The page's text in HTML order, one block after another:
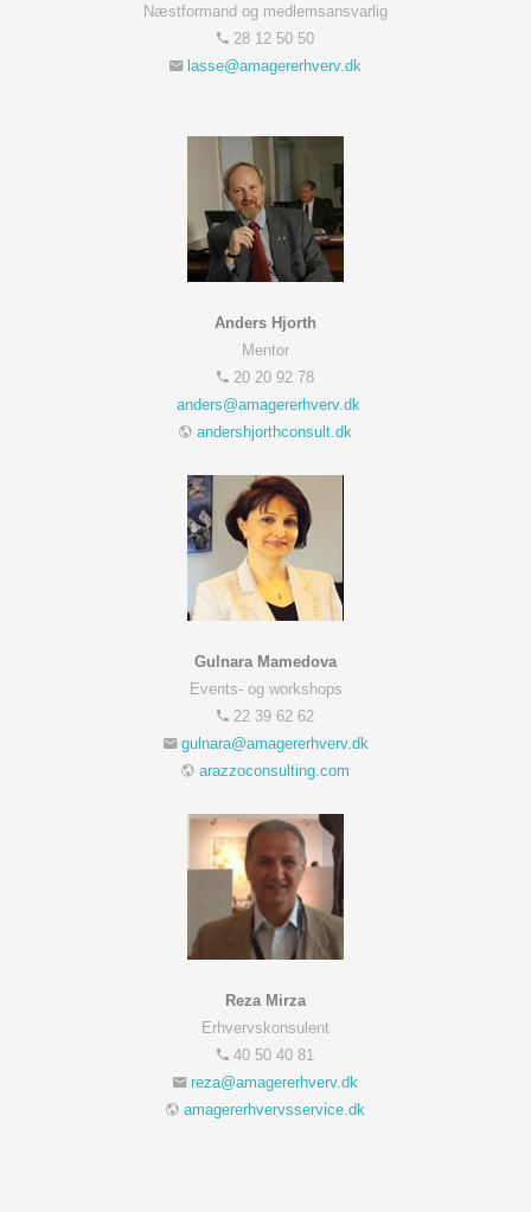
Næstformand og medlemsansvarlig
28 12 50 50
Anders Hjorth
Mentor
20 20 92 78
andershjorthconsult.dk
Gulnara Mamedova
Events- og workshops
22 39 62 62
arazzoconsulting.com
Reza Mirza
Erhvervskonsulent
40 50 40 81
amagererhvervsservice.dk